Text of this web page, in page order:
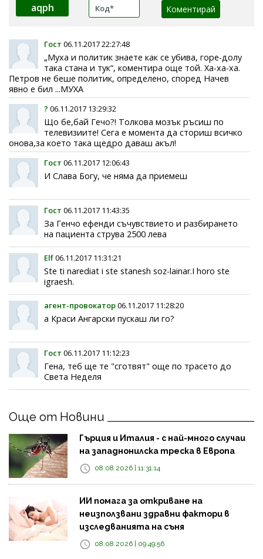
aqph
Гост 06.11.2017 22:27:48
„Муха и политик знаете как се убива, горе-долу
така стана и тук“, коментира още той. Ха-ха-ха.
Петров не беше политик, определено, според Начев
явно е бил ...МУХА
? 06.11.2017 13:29:32
Що бе,бай Гечо?! Толкова мозък ръсиш по
телевизиите! Сега е момента да сториш всичко
онова,за което така щедро даваш акъл!
Гост 06.11.2017 12:06:43
И Слава Богу, че няма да приемеш
Гост 06.11.2017 11:43:35
За Генчо ефенди съчувствието и разбирането
на пациента струва 2500 лева
Elf06.11.2017 11:31:21
Ste ti narediat i ste stanesh soz-lainar.I horo ste
igraesh.
агент-провокатор06.11.2017 11:28:20
а Краси Ангарски пускаш ли го?
Гост 06.11.2017 11:12:23
Гена, теб ще те "сготвят" още по трасето до
Света Неделя
Още от Новини
Гърция и Италия - с най-много случаи
на западнонилска треска в Европа
08.08.2026 | 11:31:14
ИИ помага за откриване на
неизползвани здравни фактори в
изследванията на съня
08.08.2026 | 09:49:56